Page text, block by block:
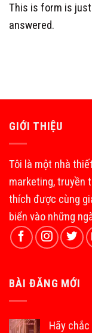
This is form is
answered.
GIỚI THIỆU
Tôi là một nhà
marketing, truyền
thích được cùng
biển vào những
BÀI ĐĂNG MỚI
Hãy